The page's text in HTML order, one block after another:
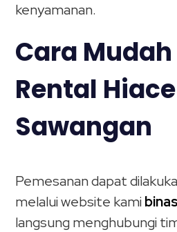
kenyamanan.
Cara
Rental Hiace
Sawangan
Pemesanan dapat
melalui website kami
langsung menghubungi